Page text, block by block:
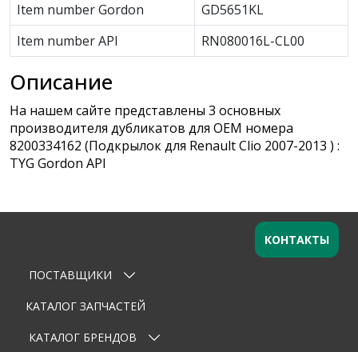
Item number Gordon
GD5651KL
Item number API
RN080016L-CL00
Описание
На нашем сайте представлены 3 основных
производителя дубликатов для OEM номера
8200334162 (Подкрылок для Renault Clio 2007-2013 ) :
TYG Gordon API
Оставьте заявку
Ваше имя
Email
ПОСТАВЩИКИ
КАТАЛОГ ЗАПЧАСТЕЙ
КАТАЛОГ БРЕНДОВ
КОНТАКТЫ